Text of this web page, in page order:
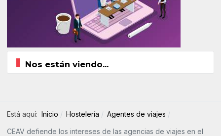
Nos están viendo...
Está aquí: Inicio Hostelería Agentes de viajes
CEAV defiende los intereses de las agencias de viajes en el